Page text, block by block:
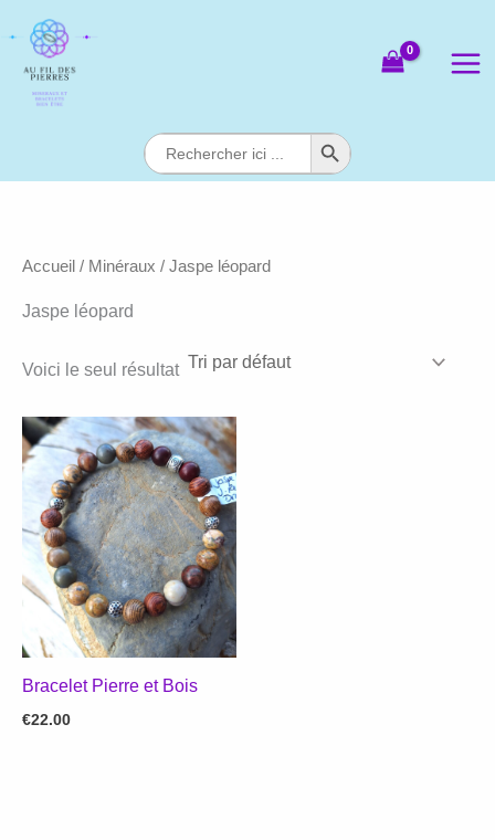
au
contenu
Search
for:
Search Button
Accueil / Minéraux / Jaspe léopard
Jaspe léopard
Voici le seul résultat
Bracelet Pierre et Bois
€22.00